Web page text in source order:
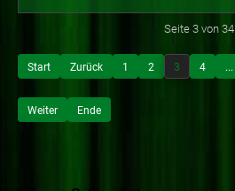
Seite 3 von 34
Start Zurück 1 2 3 4 ...
Weiter Ende